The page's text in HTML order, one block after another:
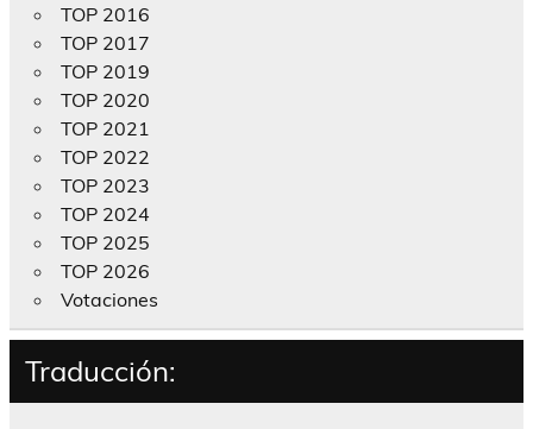
TOP 2016
TOP 2017
TOP 2019
TOP 2020
TOP 2021
TOP 2022
TOP 2023
TOP 2024
TOP 2025
TOP 2026
Votaciones
Traducción: